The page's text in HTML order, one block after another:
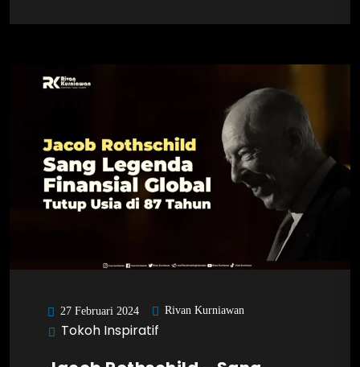
27 Februari 2024 Rivan Kurniawan
Tokoh Inspiratif